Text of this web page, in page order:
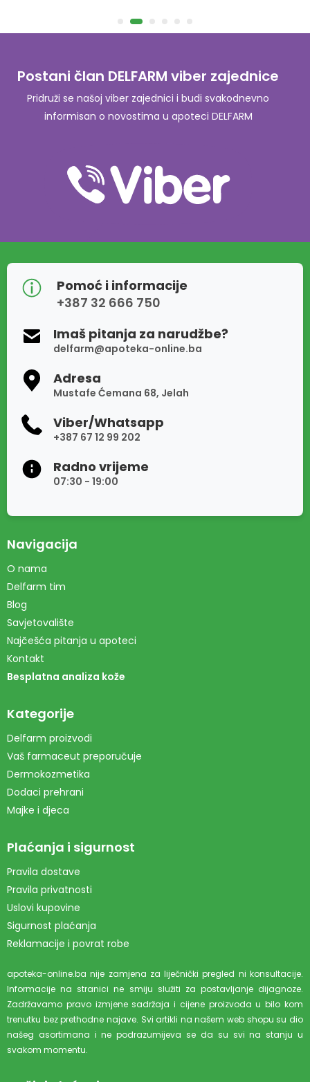
Postani član DELFARM viber zajednice
Pridruži se našoj viber zajednici i budi svakodnevno
informisan o novostima u apoteci DELFARM
Pomoć i informacije
+387 32 666 750
Imaš pitanja za narudžbe?
delfarm@apoteka-online.ba
Adresa
Mustafe Ćemana 68, Jelah
Viber/Whatsapp
+387 67 12 99 202
Radno vrijeme
07:30 - 19:00
Navigacija
O nama
Delfarm tim
Blog
Savjetovalište
Najčešća pitanja u apoteci
Kontakt
Besplatna analiza kože
Kategorije
Delfarm proizvodi
Vaš farmaceut preporučuje
Dermokozmetika
Dodaci prehrani
Majke i djeca
Plaćanja i sigurnost
Pravila dostave
Pravila privatnosti
Uslovi kupovine
Sigurnost plaćanja
Reklamacije i povrat robe
apoteka-online.ba nije zamjena za liječnički pregled ni konsultacije.
Informacije na stranici ne smiju služiti za postavljanje dijagnoze.
Zadržavamo pravo izmjene sadržaja i cijene proizvoda u bilo kom
trenutku bez prethodne najave. Svi artikli na našem web shopu su dio
našeg asortimana i ne podrazumijeva se da su svi na stanju u
svakom momentu.